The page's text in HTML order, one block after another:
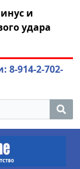
и
удара
8-914-2-702-